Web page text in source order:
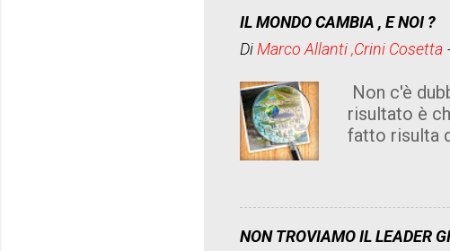
IL MONDO CAMBIA , E NOI ?
Di Marco Allanti ,Crini Cosetta
Non c'è
risultato è
fatto risulta
isteria , ma
NON TROVIAMO IL LEADER